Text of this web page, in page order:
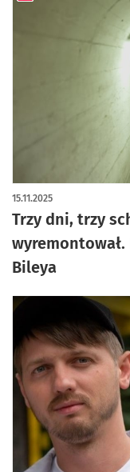
Trzy dni, trzy
wyremontował.
Bileya
15.11.2025
artykuł z galerią zdjęć